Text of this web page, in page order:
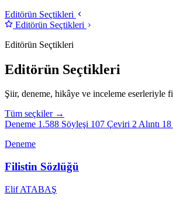
Editörün Seçtikleri
Editörün Seçtikleri
Editörün Seçtikleri
Editörün Seçtikleri
Şiir, deneme, hikâye ve inceleme eserleriyle
Tüm seçkiler →
Deneme 1.588 Söyleşi 107 Çeviri 2Alıntı 18
Deneme
Filistin Sözlüğü
Elif ATABAŞ